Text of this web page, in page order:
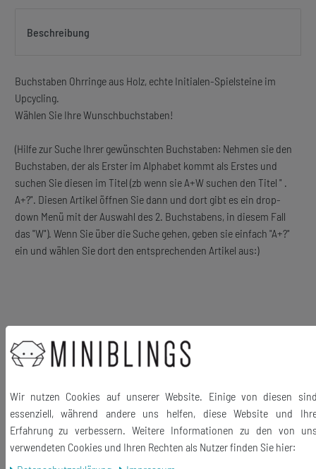
Beschreibung
Buchstaben Ohrringe aus Holz, echte Initialen-Spielsteine im
Upcycling.
Wählen Sie Ihre Wunschbuchstaben!
(Hilfe zur Suche Ihrer gewünschten Buchstaben: Nehmen sie den
Buchstaben, der als Erster im Alphabet kommt als Erstes und
suchen Sie diesen im Titel (zb wenn sie A+W suchen den Titel " .
A+?". Diesen Artikel öffnen Sie dann und dort gibt es ein drop-
down Menü mit der Auswahl des 2. Buchstabens, in diesem Fall
das "W"). Wenn Sie über die Suche gehen, geben sie einfach "A+?"
ein und wählen Sie dort den entsprechenden Artikel aus:)
Haken und Ösen: versilbert
Länge der Anhänger (ohne Haken): 20mm
Lieferumfang: 1 Paar Ohrringe
Wir nutzen Cookies auf unserer Website. Einige von diesen
essenziell, während andere uns helfen, diese Website und
Erfahrung zu verbessern. Weitere Informationen zu den von
verwendeten Cookies und Ihren Rechten als Nutzer finden Sie hier: